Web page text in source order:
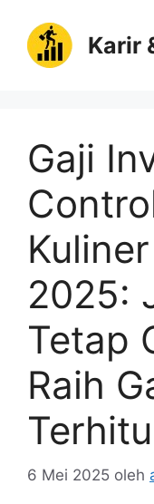
Karir
Gaji
2025:
Tetap
Raih
6 Mei 2025 oleh